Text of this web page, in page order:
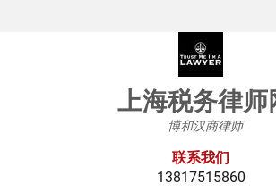
上海税务律师
博和汉商律师
联系我们
13817515860